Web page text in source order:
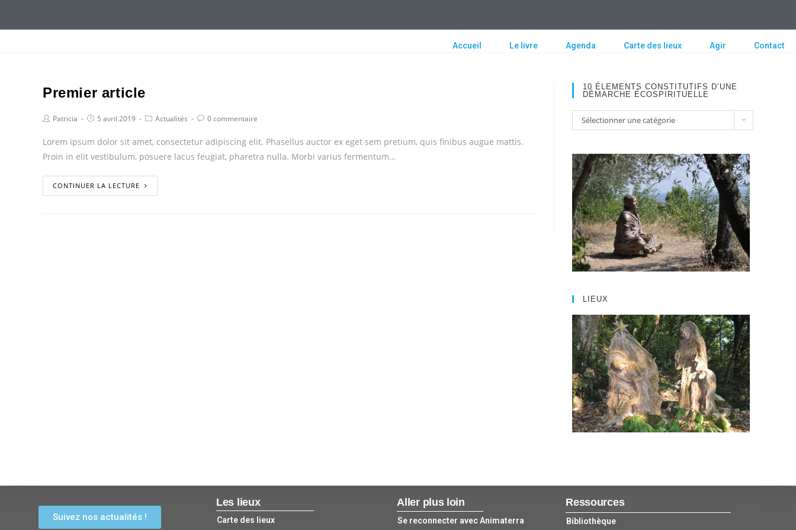
Accueil Le livre Agenda Carte des lieux Agir Contact
Premier article
Patricia 5 avril 2019 Actualités 0 commentaire
Lorem ipsum dolor sit amet, consectetur adipiscing elit. Phasellus auctor ex eget sem pretium, quis finibus augue mattis.
Proin in elit vestibulum, posuere lacus feugiat, pharetra nulla. Morbi varius fermentum…
CONTINUER LA LECTURE
10 ÉLEMENTS CONSTITUTIFS D’UNE
DÉMARCHE ÉCOSPIRITUELLE
Sélectionner une catégorie
LIEUX
Suivez nos actualités !
Les lieux
Carte des lieux
Aller plus loin
Se reconnecter avec Animaterra
Ressources
Bibliothèque